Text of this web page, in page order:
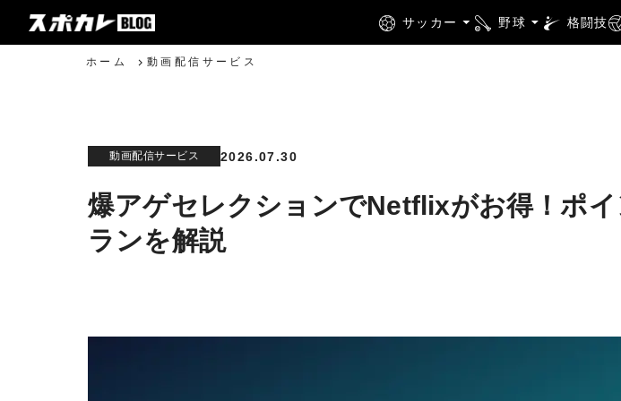
サッカー 野球 格闘技
ホーム 動画配信サービス
動画配信サービス 2026.07.30
爆アゲセレクションでNetflixがお得！ポ
ランを解説